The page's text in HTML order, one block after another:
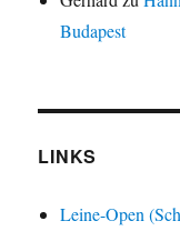
Budapest
LINKS
Leine-Open